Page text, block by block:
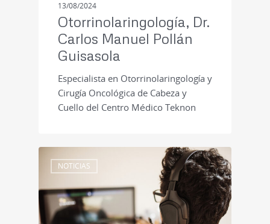
13/08/2024
Otorrinolaringología, Dr.
Carlos Manuel Pollán
Guisasola
Especialista en Otorrinolaringología y
Cirugía Oncológica de Cabeza y
Cuello del Centro Médico Teknon
NOTICIAS